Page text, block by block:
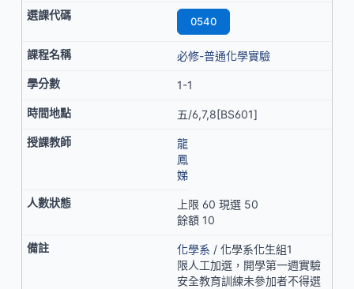
0540
必修-普通化學實驗
1-1
五/6,7,8[BS601]
龍
鳳
娣
上限 60 現選 50
餘額 10
化學系 / 化學系化生組1
限人工加選，開學第一週實驗
安全教育訓練未參加者不得選